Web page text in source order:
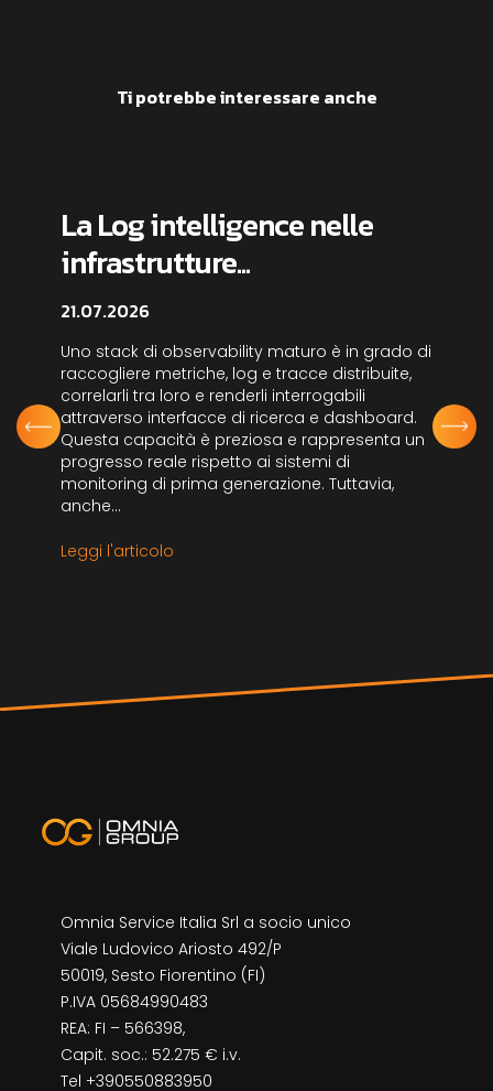
Ti potrebbe interessare anche
La Log intelligence nelle
infrastrutture...
21.07.2026
Uno stack di observability maturo è in grado di
raccogliere metriche, log e tracce distribuite,
correlarli tra loro e renderli interrogabili
attraverso interfacce di ricerca e dashboard.
Questa capacità è preziosa e rappresenta un
progresso reale rispetto ai sistemi di
monitoring di prima generazione. Tuttavia,
anche...
Leggi l'articolo
Omnia Service Italia Srl a socio unico
Viale Ludovico Ariosto 492/P
50019, Sesto Fiorentino (FI)
P.IVA 05684990483
REA: FI – 566398,
Capit. soc.: 52.275 € i.v.
Tel +390550883950